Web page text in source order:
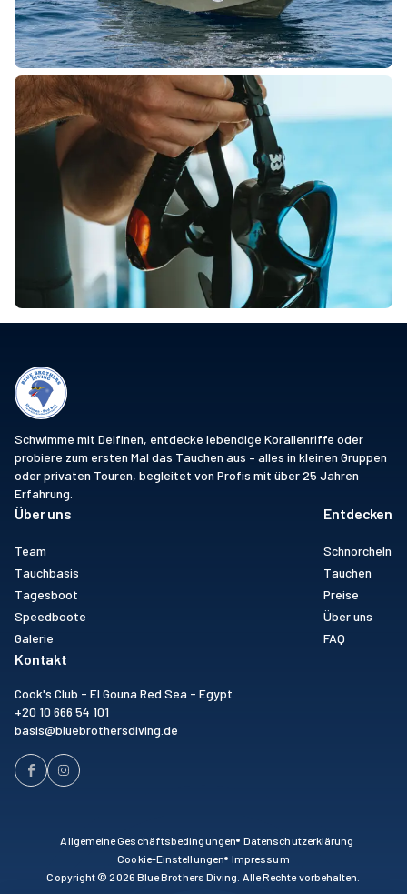
Schwimme mit Delfinen, entdecke lebendige Korallenriffe oder
probiere zum ersten Mal das Tauchen aus – alles in kleinen Gruppen
oder privaten Touren, begleitet von Profis mit über 25 Jahren
Erfahrung.
Über uns
Team
Tauchbasis
Tagesboot
Speedboote
Galerie
Entdecken
Schnorcheln
Tauchen
Preise
Über uns
FAQ
Kontakt
Cook's Club - El Gouna Red Sea - Egypt
+20 10 666 54 101
basis@bluebrothersdiving.de
Copyright © 2026 Blue Brothers Diving. Alle Rechte vorbehalten.
Allgemeine Geschäftsbedingungen
Datenschutzerklärung
Cookie-Einstellungen
Impressum